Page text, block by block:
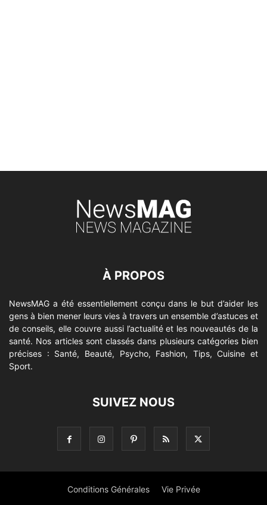
À PROPOS
NewsMAG a été essentiellement conçu dans le but d’aider les
gens à bien mener leurs vies à travers un ensemble d’astuces et
de conseils, elle couvre aussi l’actualité et les nouveautés de la
santé. Nos articles sont classés dans plusieurs catégories bien
précises : Santé, Beauté, Psycho, Fashion, Tips, Cuisine et
Sport.
SUIVEZ NOUS
Conditions Générales Vie Privée